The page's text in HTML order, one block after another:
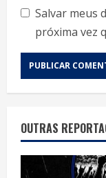
Salvar meus
próxima vez
OUTRAS